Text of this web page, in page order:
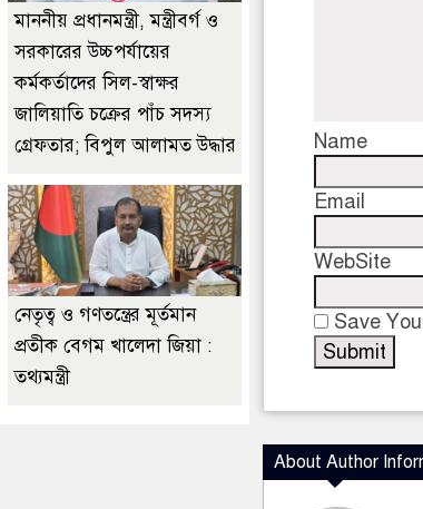
Name
Email
WebSite
Save
About Author
মাননীয় প্রধানমন্ত্রী, মন্ত্রীবর্গ ও
সরকারের উচ্চপর্যায়ের
কর্মকর্তাদের সিল-স্বাক্ষর
জালিয়াতি চক্রের পাঁচ সদস্য
গ্রেফতার; বিপুল আলামত উদ্ধার
নেতৃত্ব ও গণতন্ত্রের মূর্তমান
প্রতীক বেগম খালেদা জিয়া :
তথ্যমন্ত্রী